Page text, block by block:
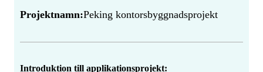
Projektnamn:Peking kontorsbyggnadsprojekt
Introduktion till applikationsprojekt: